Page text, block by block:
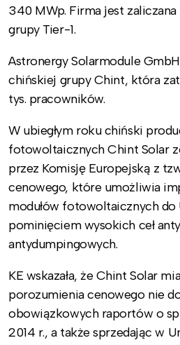
340 MWp. Firma jest
grupy Tier-1.
Astronergy Solarmodule
chińskiej grupy Chint, która
tys. pracowników.
W ubiegłym roku chiński
fotowoltaicznych Chint Solar
przez Komisję Europejską z
cenowego, które umożliwia
modułów fotowoltaicznych do
pominięciem wysokich ceł
antydumpingowych.
KE wskazała, że Chint Solar
porozumienia cenowego nie
obowiązkowych raportów o
2014 r., a także sprzedając w